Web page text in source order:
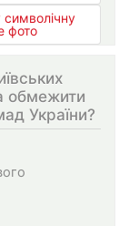
фото
обмежити
України?